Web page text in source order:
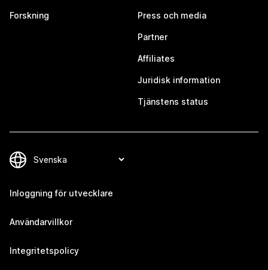
Forskning Press och media
Partner
Affiliates
Juridisk information
Tjänstens status
Inloggning för utvecklare
Användarvillkor
Integritetspolicy